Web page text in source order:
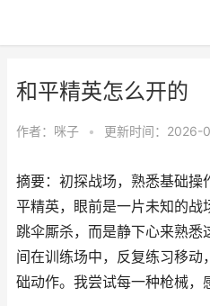
和平精英怎么开的
作者： 咪子 • 更新时间：2026-
摘要：初探战场，熟悉基础操
平精英，眼前是一片未知的战
跳伞厮杀，而是静下心来熟悉
间在训练场中，反复练习移
础动作。我尝试每一种枪械，